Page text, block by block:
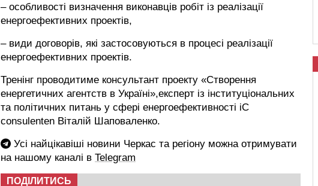
– особливості визначення виконавців робіт із реалізації
енергоефективних проектів,
– види договорів, які застосовуються в процесі реалізації
енергоефективних проектів.
Тренінг проводитиме консультант проекту «Створення
енергетичних агентств в Україні»,експерт із інституціональних
та політичних питань у сфері енергоефективності іС
consulenten Віталій Шаповаленко.
Усі найцікавіші новини Черкас та регіону можна отримувати
на нашому каналі в Telegram
ПОДІЛИТИСЬ